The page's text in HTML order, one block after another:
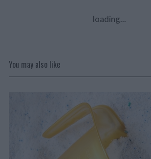
loading...
You may also like